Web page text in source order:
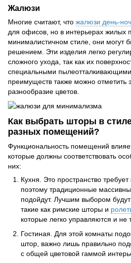
Жалюзи
Многие считают, что жалюзи день-
для офисов, но в интерьерах жилых
минималистичном стиле, они могут
решением. Эти изделия легко
сложного ухода, так как их
специальными
преимуществ также можно отметить
разнообразие цветов.
Как выбрать шторы в
разных помещений?
Функциональность помещений
которые должны соответствовать
них:
Кухня. Это пространство
поэтому традиционные
подойдут. Лучшим выбором
такие как римские шторы и
которые легко управляются и не
Гостиная. Для этой комнаты
штор, важно лишь правильно
с общей цветовой гаммой